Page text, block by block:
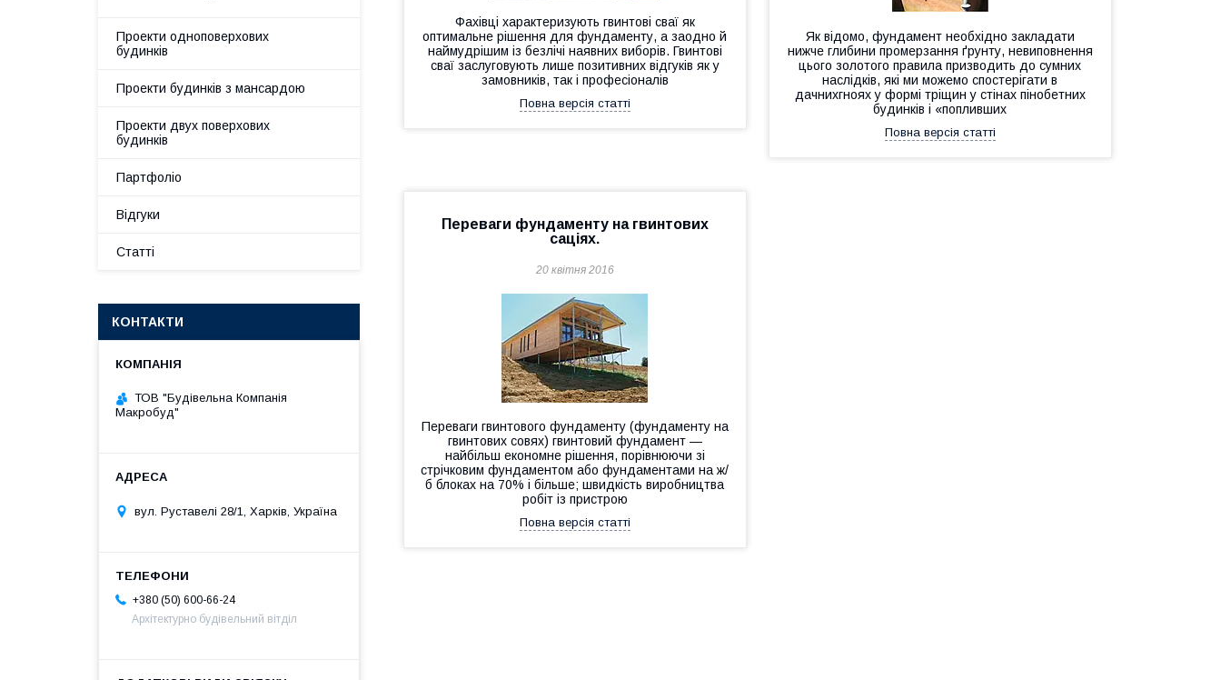
Фахівці характеризують гвинтові сваї як
оптимальне рішення для фундаменту, а заодно й
наймудрішим із безлічі наявних виборів. Гвинтові
сваї заслуговують лише позитивних відгуків як у
замовників, так і професіоналів
Повна версія статті
Як відомо, фундамент необхідно закладати
нижче глибини промерзання ґрунту, невиповнення
цього золотого правила призводить до сумних
наслідків, які ми можемо спостерігати в
дачнихгноях у формі тріщин у стінах пінобетних
будинків і «попливших
Повна версія статті
Переваги фундаменту на гвинтових
саціях.
20 квітня 2016
Переваги гвинтового фундаменту (фундаменту на
гвинтових совях) гвинтовий фундамент —
найбільш економне рішення, порівнюючи зі
стрічковим фундаментом або фундаментами на ж/
б блоках на 70% і більше; швидкість виробництва
робіт із пристрою
Повна версія статті
Проекти одноповерхових
будинків
Проекти будинків з мансардою
Проекти двух поверхових
будинків
Партфоліо
Відгуки
Статті
КОНТАКТИ
ТОВ "Будівельна Компанія
Макробуд"
вул. Руставелі 28/1, Харків, Україна
+380 (50) 600-66-24
Архітектурно будівельний вітділ